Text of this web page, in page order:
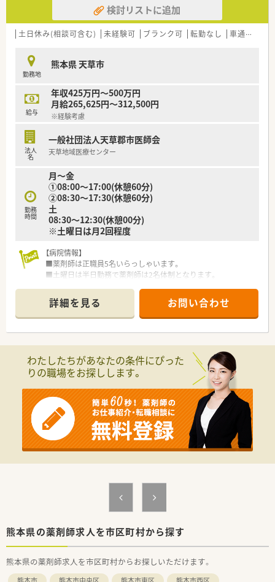
検討リストに追加
土日休み(相談可含む) 未経験可 ブランク可 転勤なし 車通勤可
勤務地
熊本県 天草市
給与
年収425万円～500万円
月給265,625円～312,500円
※経験考慮
法人
名
一般社団法人天草郡市医師会
天草地域医療センター
勤務
時間
月～金
①08:00～17:00(休憩60分)
②08:30～17:30(休憩60分)
土
08:30～12:30(休憩00分)
※土曜日は月2回程度
【病院情報】
■薬剤師は正職員5名いらっしゃいます。
■土曜日は半日勤務で薬剤師は2名体制となります。
方となります。
【法人特徴】
■総病床210床を有する中規模の急性期病院です。
携して地域住民に医療サービスを提供しております。
■「小児救急医療拠点病院」「熊本県がん診療連携拠点病院」「日
本医療機能評価機構認定病院」でヘリポートもございます。
■他職種連携で緩和ケアチーム、糖尿病療養チーム、NSTなどチ
ーム医療を実施しております。
■地域医療活動、多職種合同カンファレンスなど多岐にわたり活
動しております。
詳細を見る お問い合わせ
わたしたちがあなたの条件にぴった
りの職場をお探しします。
熊本県の薬剤師求人を市区町村から探す
熊本県の薬剤師求人を市区町村からお探しいただけます。